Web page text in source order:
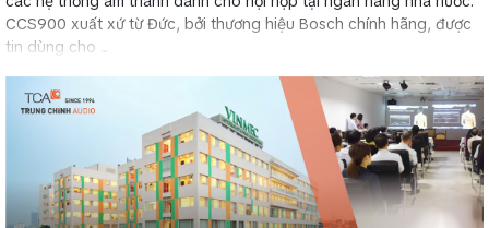
CCS900 xuất xứ từ Đức, bởi thương hiệu Bosch chính hãng, được
tin dùng cho ...